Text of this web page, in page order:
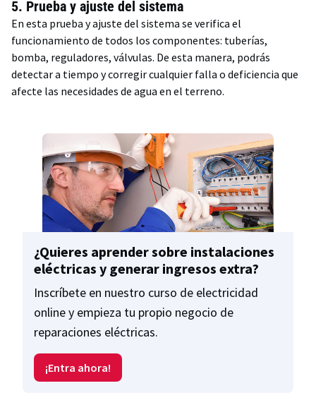
5. Prueba y ajuste del sistema
En esta prueba y ajuste del sistema se verifica el
funcionamiento de todos los componentes: tuberías,
bomba, reguladores, válvulas. De esta manera, podrás
detectar a tiempo y corregir cualquier falla o deficiencia que
afecte las necesidades de agua en el terreno.
¿Quieres aprender sobre instalaciones
eléctricas y generar ingresos extra?
Inscríbete en nuestro curso de electricidad
online y empieza tu propio negocio de
reparaciones eléctricas.
¡Entra ahora!